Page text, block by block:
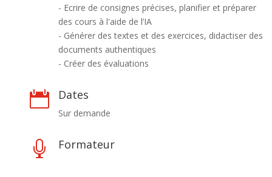
- Ecrire de consignes précises, planifier et préparer
des cours à l'aide de l’IA
- Générer des textes et des exercices, didactiser des
documents authentiques
- Créer des évaluations
 Dates
Sur demande
 Formateur